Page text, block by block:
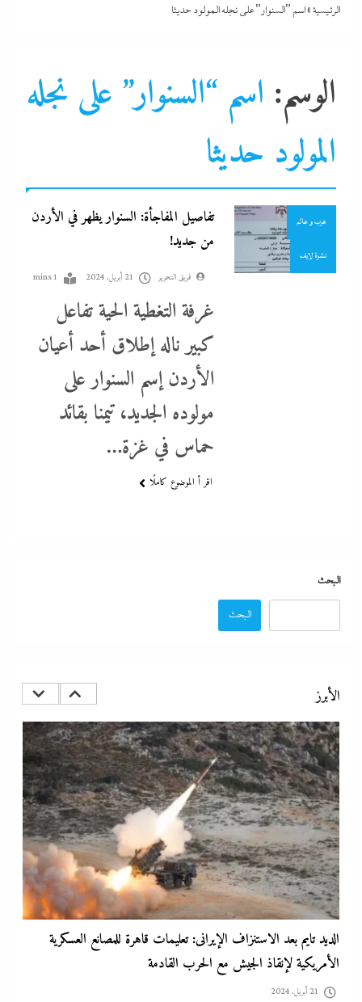
الرئيسية»اسم "السنوار" على نجله المولود حديثا
الوسم: اسم “السنوار” على نجله
المولود حديثا
التحليل اللحظي
الشرق الأوسط
جاءنا الآن
سوشيال ميديا
عرب و عالم
نشرة لايف
تفاصيل المفاجأة: السنوار يظهر في الأردن
من جديد!
فريق التحرير 21 أبريل، 2024 1 mins
غرفة التغطية الحية تفاعل
كبير ناله إطلاق أحد أعيان
الأردن إسم السنوار على
مولوده الجديد، تيمنا بقائد
حماس في غزة…
اقر أ الموضوع كاملًا
البحث
البحث
الأبرز
اتهامات مخابراتية غربية: إيران تعرض “صفقة مضيق” على الصين وروسيا
لتوريطهما مباشرة في صراع هرمز بترقب أمريكي إسرائيلى
21 أبريل، 2024
الديد تايم بعد الاستنزاف الإيرانى: تعليمات قاهرة للمصانع العسكرية
الأمريكية لإنقاذ الجيش مع الحرب القادمة
21 أبريل، 2024